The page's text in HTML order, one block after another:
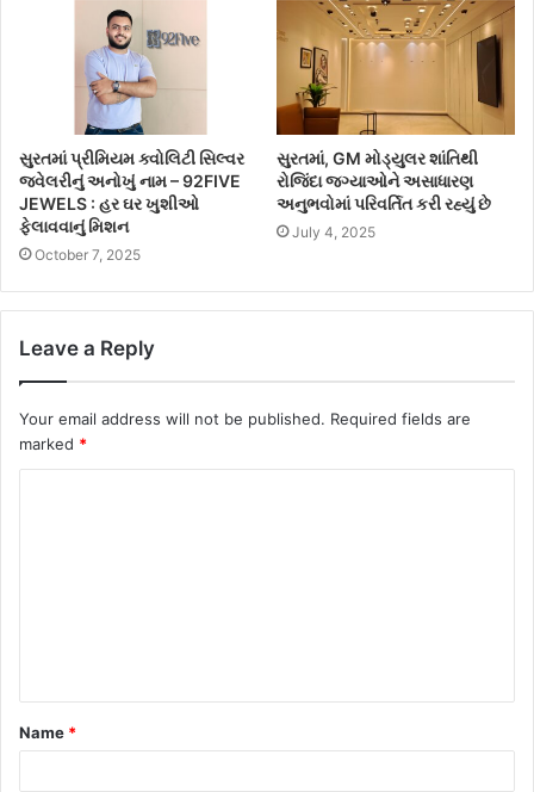
સુરતમાં પ્રીમિયમ ક્વોલિટી સિલ્વર
જ્વેલરીનું અનોખું નામ – 92FIVE
JEWELS : હર ઘર ખુશીઓ
ફેલાવવાનું મિશન
October 7, 2025
સુરતમાં, GM મોડ્યુલર શાંતિથી
રોજિંદા જગ્યાઓને અસાધારણ
અનુભવોમાં પરિવર્તિત કરી રહ્યું છે
July 4, 2025
Leave a Reply
Your email address will not be published. Required fields are
marked *
Name *